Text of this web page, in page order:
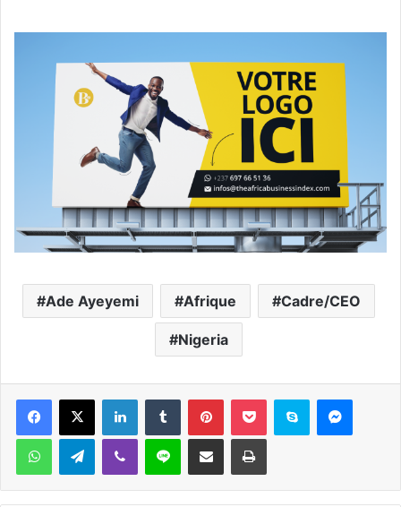
Ade Ayeyemi Afrique Cadre/CEO
Nigeria
Facebook
X LinkedinTumblr PinterestPocket Skype
WhatsAppTelegramViber Ligne Partager par email Imprimer